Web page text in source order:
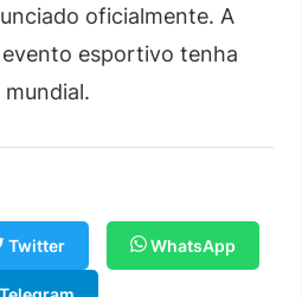
oficialmente. A
esportivo tenha
Twitter WhatsApp